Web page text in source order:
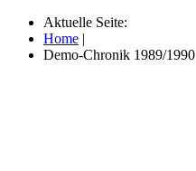
Aktuelle Seite:
Home |
Demo-Chronik 1989/1990